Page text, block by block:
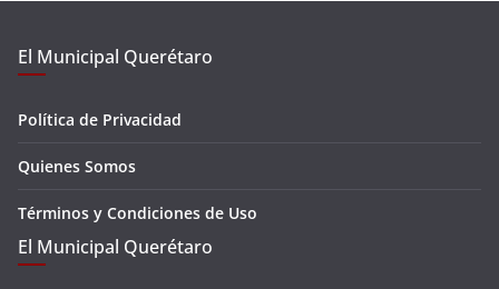
El Municipal Querétaro
Política de Privacidad
Quienes Somos
Términos y Condiciones de Uso
El Municipal Querétaro